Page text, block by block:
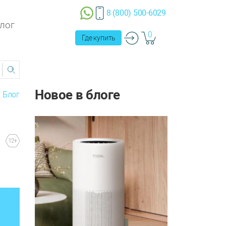
8 (800) 500-6029
Где купить 0
Блог Новое в блоге